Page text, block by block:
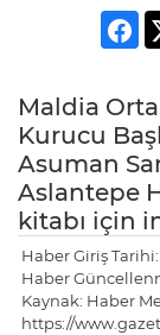
Maldia
Kurucu
Asuman
Aslantepe
kitabı için
Haber Giriş Tarihi:
Haber
Kaynak: Haber
https://